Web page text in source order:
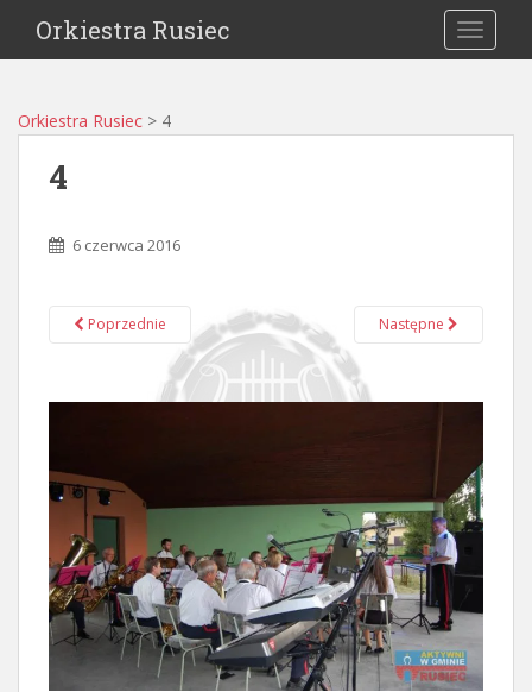
Orkiestra Rusiec
Orkiestra Rusiec > 4
4
6 czerwca 2016
Poprzednie Następne